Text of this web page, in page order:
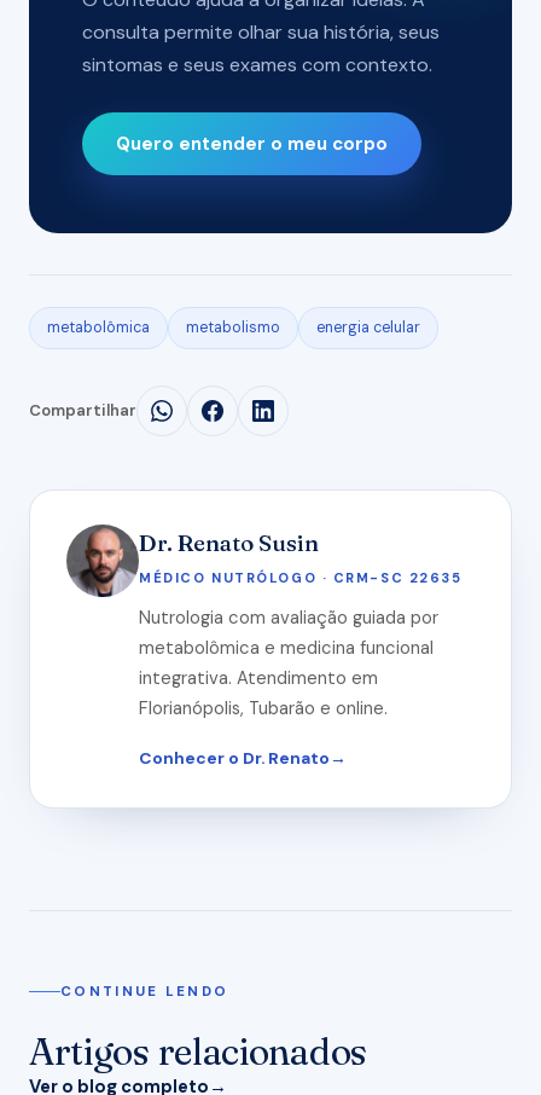
consulta permite olhar sua história, seus
sintomas e seus exames com contexto.
Quero entender o meu corpo
metabolômica metabolismo energia celular
Compartilhar
Dr. Renato Susin
MÉDICO NUTRÓLOGO · CRM-SC 22635
Nutrologia com avaliação guiada por
metabolômica e medicina funcional
integrativa. Atendimento em
Florianópolis, Tubarão e online.
Conhecer o Dr. Renato
CONTINUE LENDO
Artigos relacionados
Ver o blog completo